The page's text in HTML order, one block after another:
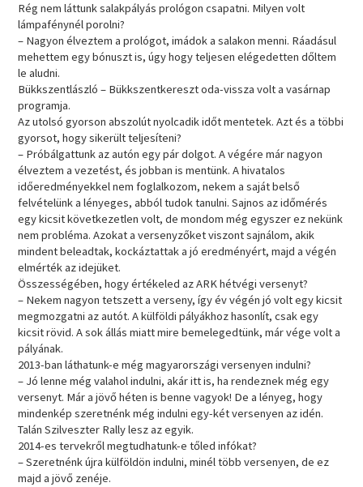
Rég nem láttunk salakpályás prológon csapatni. Milyen volt
lámpafénynél porolni?
– Nagyon élveztem a prológot, imádok a salakon menni. Ráadásul
mehettem egy bónuszt is, úgy hogy teljesen elégedetten dőltem
le aludni.
Bükkszentlászló – Bükkszentkereszt oda-vissza volt a vasárnap
programja.
Az utolsó gyorson abszolút nyolcadik időt mentetek. Azt és a többi
gyorsot, hogy sikerült teljesíteni?
– Próbálgattunk az autón egy pár dolgot. A végére már nagyon
élveztem a vezetést, és jobban is mentünk. A hivatalos
időeredményekkel nem foglalkozom, nekem a saját belső
felvételünk a lényeges, abból tudok tanulni. Sajnos az időmérés
egy kicsit következetlen volt, de mondom még egyszer ez nekünk
nem probléma. Azokat a versenyzőket viszont sajnálom, akik
mindent beleadtak, kockáztattak a jó eredményért, majd a végén
elmérték az idejüket.
Összességében, hogy értékeled az ARK hétvégi versenyt?
– Nekem nagyon tetszett a verseny, így év végén jó volt egy kicsit
megmozgatni az autót. A külföldi pályákhoz hasonlít, csak egy
kicsit rövid. A sok állás miatt mire bemelegedtünk, már vége volt a
pályának.
2013-ban láthatunk-e még magyarországi versenyen indulni?
– Jó lenne még valahol indulni, akár itt is, ha rendeznek még egy
versenyt. Már a jövő héten is benne vagyok! De a lényeg, hogy
mindenkép szeretnénk még indulni egy-két versenyen az idén.
Talán Szilveszter Rally lesz az egyik.
2014-es tervekről megtudhatunk-e tőled infókat?
– Szeretnénk újra külföldön indulni, minél több versenyen, de ez
majd a jövő zenéje.